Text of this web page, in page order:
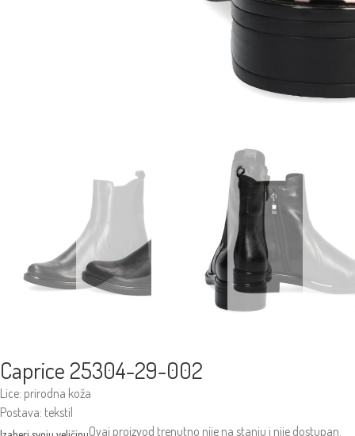
Caprice 25304-29-002
Lice: prirodna koža
Postava: tekstil
Ovaj proizvod trenutno nije na stanju i nije dostupan.